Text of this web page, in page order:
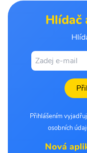
Hlídač
Přihlášením
osobních
Nová